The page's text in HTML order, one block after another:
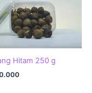
Hitam 250 g